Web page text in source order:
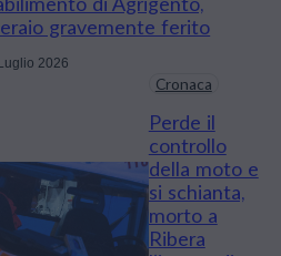
gravemente ferito
2026
Cronaca
Perde il
controllo
della moto e
si schianta,
morto a
Ribera